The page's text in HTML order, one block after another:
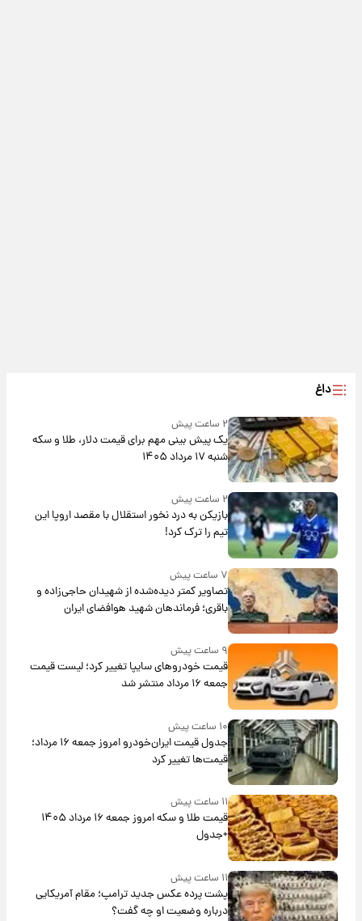
داغ
۲ ساعت پیش
یک پیش ‌بینی مهم برای قیمت دلار، طلا و سکه
شنبه ۱۷ مرداد ۱۴۰۵
۲ ساعت پیش
بازیکن به درد نخور استقلال با مقصد اروپا این
تیم را ترک کرد!
۷ ساعت پیش
تصاویر کمتر دیده‌شده از شهیدان حاجی‌زاده و
باقری؛ فرماندهان شهید هوافضای ایران
۹ ساعت پیش
قیمت خودروهای سایپا تغییر کرد؛ لیست قیمت
جمعه ۱۶ مرداد منتشر شد
۱۰ ساعت پیش
جدول قیمت ایران‌خودرو امروز جمعه ۱۶ مرداد؛
قیمت‌ها تغییر کرد
۱۱ ساعت پیش
قیمت طلا و سکه امروز جمعه ۱۶ مرداد ۱۴۰۵
+جدول
۱۱ ساعت پیش
پشت پرده عکس جدید ترامپ؛ مقام آمریکایی
درباره وضعیت او چه گفت؟